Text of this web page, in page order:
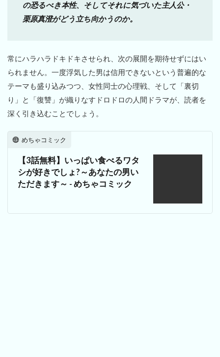
の恐るべき本性、そしてそれに気づいた主人公・
栗原真澄がどう立ち向かうのか。
常にハラハラドキドキさせられ、次の展開を期待せずにはい
られません。一度浮気した男は信用できないという普遍的な
テーマも盛り込みつつ、女性同士の心理戦、そして「裏切
り」と「復讐」が織りなすドロドロの人間ドラマが、読者を
深く引き込むことでしょう。
めちゃコミック
【3話無料】いっぱい食べるワタ
シが好きでしょ?～あなたの男い
ただきます～ - めちゃコミック